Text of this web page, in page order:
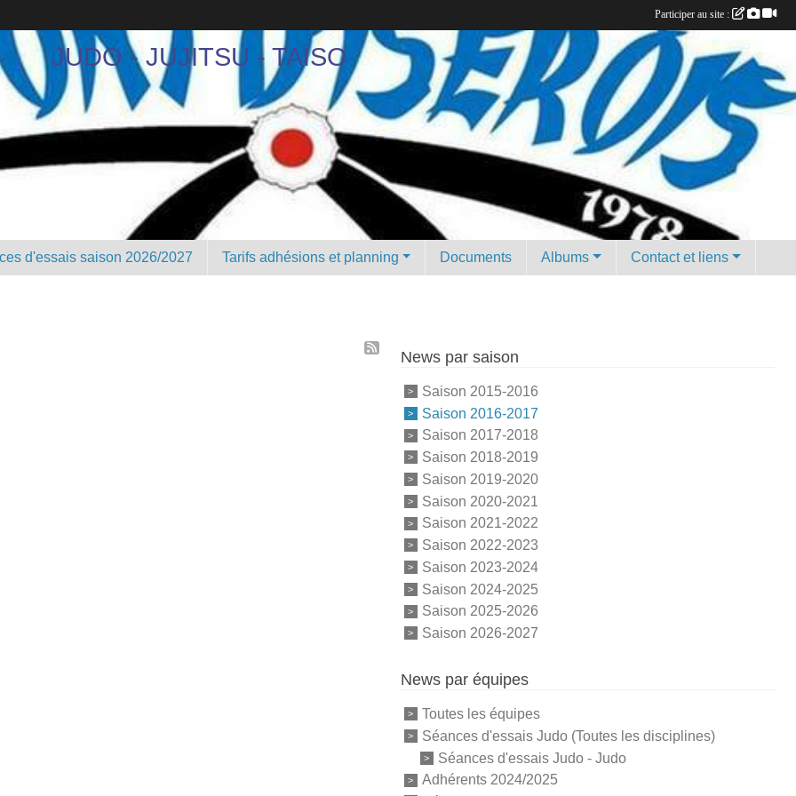
JUDO - JUJITSU - TAÏSO
d'essais saison 2026/2027 Tarifs adhésions et planning Documents Albums Contact et liens
News par saison
Saison 2015-2016
Saison 2016-2017
Saison 2017-2018
Saison 2018-2019
Saison 2019-2020
Saison 2020-2021
Saison 2021-2022
Saison 2022-2023
Saison 2023-2024
Saison 2024-2025
Saison 2025-2026
Saison 2026-2027
News par équipes
Toutes les équipes
Séances d'essais Judo (Toutes les disciplines)
Séances d'essais Judo - Judo
Adhérents 2024/2025
Participer au site :